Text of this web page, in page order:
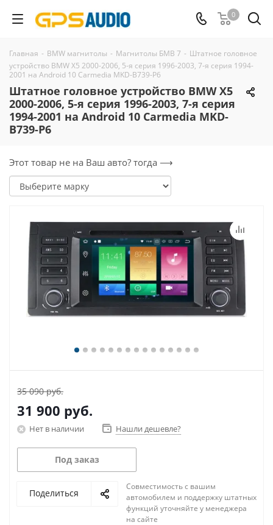
0
Главная - BMW магнитолы - Магнитолы БМВ 7 - Штатное головное
устройство BMW X5 2000-2006, 5-я серия 1996-2003, 7-я серия 1994-
2001 на Android 10 Carmedia MKD-B739-P6
Штатное головное устройство BMW X5
2000-2006, 5-я серия 1996-2003, 7-я серия
1994-2001 на Android 10 Carmedia MKD-
B739-P6
Этот товар не на Ваш авто? тогда ⟶
35 090 руб.
31 900 руб.
Нет в наличии Нашли дешевле?
Под заказ
Поделиться
Совместимость с вашим
автомобилем и поддержку штатных
функций уточняйте у менеджера
на сайте